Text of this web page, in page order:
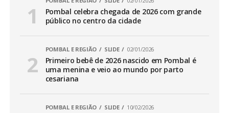
Pombal celebra chegada de 2026 com grande
público no centro da cidade
POMBAL E REGIÃO SLIDE 02/01/2026
Primeiro bebê de 2026 nascido em Pombal é
uma menina e veio ao mundo por parto
cesariana
POMBAL E REGIÃO SLIDE 10/02/2026